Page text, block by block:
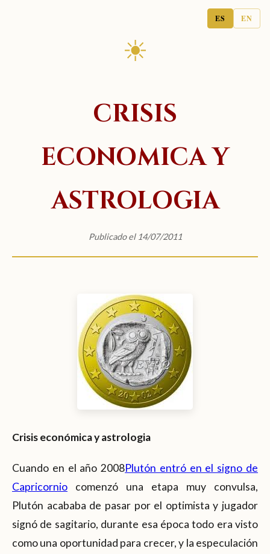
ES EN
☀
CRISIS
ECONOMICA Y
ASTROLOGIA
Publicado el 14/07/2011
Crisis económica y astrologia
Cuando en el año 2008Plutón entró en el signo de
Capricornio comenzó una etapa muy convulsa,
Plutón acababa de pasar por el optimista y jugador
signó de sagitario, durante esa época todo era visto
como una oportunidad para crecer, y la especulación